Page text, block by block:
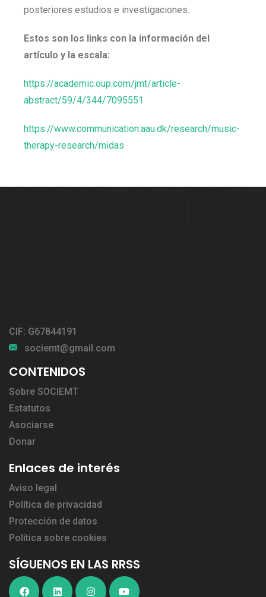
posteriores estudios e investigaciones.
Estos son los links con la información del
artículo y la escala:
https://academic.oup.com/jmt/article-
abstract/59/4/344/7095551
https://www.communication.aau.dk/research/music-
therapy-research/midas
CIF: G67844191
sociemt@gmail.com
CONTENIDOS
Sobre SOCIEMT
Estatutos
Asociarse
Donar
Enlaces de interés
Aviso legal
Política de privacidad
Protección de datos
Política sobre cookies
SÍGUENOS EN LAS RRSS